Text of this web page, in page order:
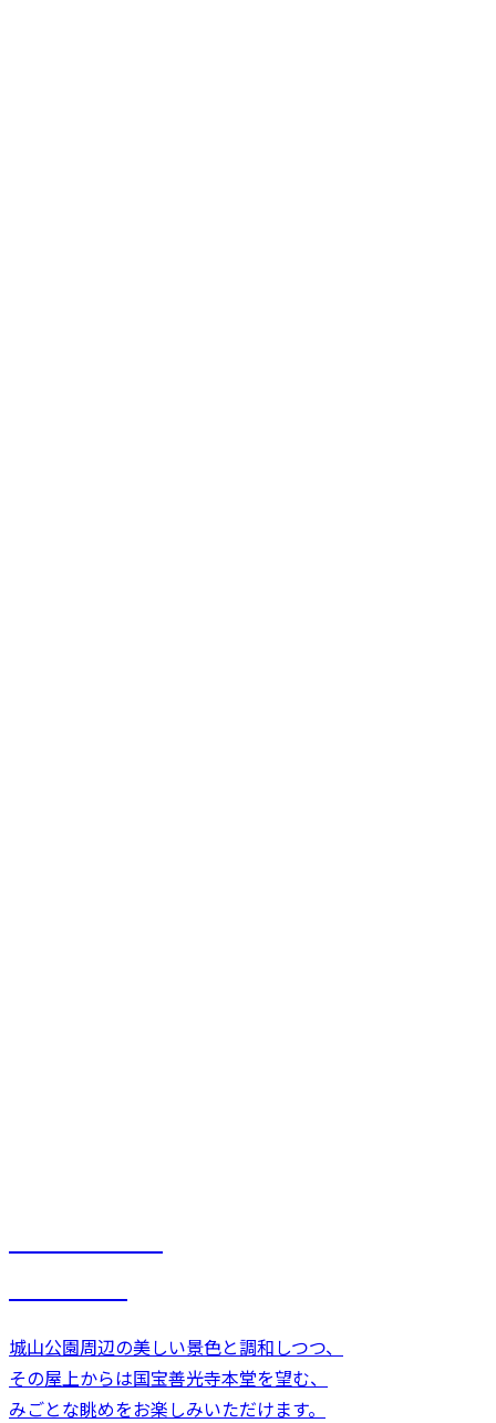
城山公園周辺の美しい景色と調和しつつ、
その屋上からは国宝善光寺本堂を望む、
みごとな眺めをお楽しみいただけます。